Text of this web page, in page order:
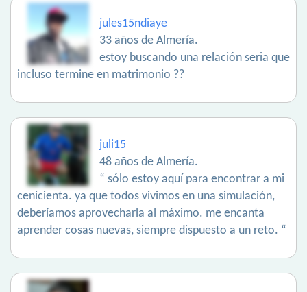
jules15ndiaye
33 años de Almería.
estoy buscando una relación seria que
incluso termine en matrimonio ??
juli15
48 años de Almería.
“ sólo estoy aquí para encontrar a mi
cenicienta. ya que todos vivimos en una simulación,
deberíamos aprovecharla al máximo. me encanta
aprender cosas nuevas, siempre dispuesto a un reto. “